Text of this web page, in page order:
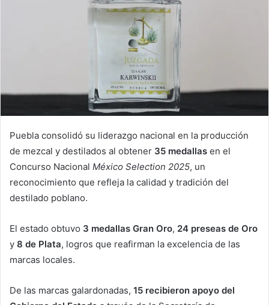
Puebla consolidó su liderazgo nacional en la producción
de mezcal y destilados al obtener 35 medallas en el
Concurso Nacional México Selection 2025, un
reconocimiento que refleja la calidad y tradición del
destilado poblano.
El estado obtuvo 3 medallas Gran Oro, 24 preseas de Oro
y 8 de Plata, logros que reafirman la excelencia de las
marcas locales.
De las marcas galardonadas, 15 recibieron apoyo del